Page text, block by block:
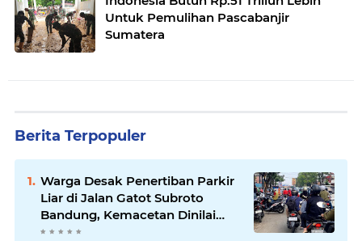
Untuk Pemulihan Pascabanjir
Sumatera
Berita Terpopuler
Warga Desak Penertiban Parkir
Liar di Jalan Gatot Subroto
Bandung, Kemacetan Dinilai
Makin Mengkhawatirkan